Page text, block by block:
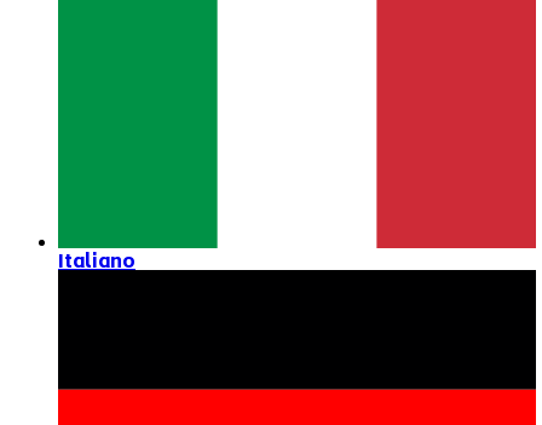
Italiano